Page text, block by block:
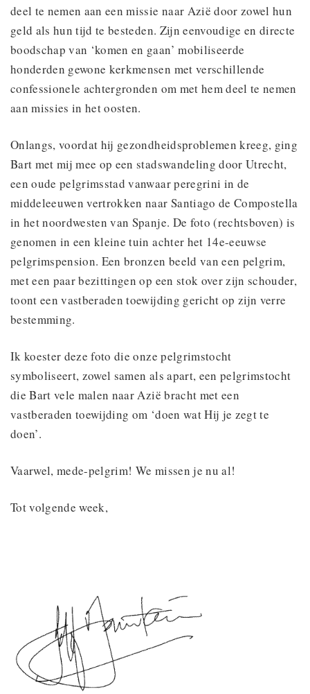
deel te nemen aan een missie naar Azië door zowel hun
geld als hun tijd te besteden. Zijn eenvoudige en directe
boodschap van ‘komen en gaan’ mobiliseerde
honderden gewone kerkmensen met verschillende
confessionele achtergronden om met hem deel te nemen
aan missies in het oosten.
Onlangs, voordat hij gezondheidsproblemen kreeg, ging
Bart met mij mee op een stadswandeling door Utrecht,
een oude pelgrimsstad vanwaar peregrini in de
middeleeuwen vertrokken naar Santiago de Compostella
in het noordwesten van Spanje. De foto (rechtsboven) is
genomen in een kleine tuin achter het 14e-eeuwse
pelgrimspension. Een bronzen beeld van een pelgrim,
met een paar bezittingen op een stok over zijn schouder,
toont een vastberaden toewijding gericht op zijn verre
bestemming.
Ik koester deze foto die onze pelgrimstocht
symboliseert, zowel samen als apart, een pelgrimstocht
die Bart vele malen naar Azië bracht met een
vastberaden toewijding om ‘doen wat Hij je zegt te
doen’.
Vaarwel, mede-pelgrim! We missen je nu al!
Tot volgende week,